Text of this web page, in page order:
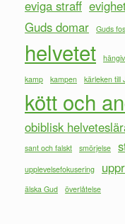
eviga straff
Guds domar Guds
helvetet
kamp
kampen kärleken till
kött och
obiblisk
sant och falskt
smörjelse
upplevelsefokusering
älska Gud överlåtelse